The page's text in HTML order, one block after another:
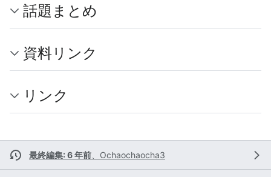
話題まとめ
資料リンク
リンク
最終編集: 6 年前 Ochaochaocha3